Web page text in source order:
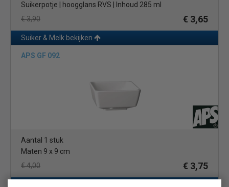
Suikerpotje | hoogglans RVS | Inhoud 285 ml
€ 3,90
€ 3,65
Suiker & Melk bekijken
APS GF 092
Aantal 1 stuk
Maten 9 x 9 cm
€ 4,00
€ 3,75